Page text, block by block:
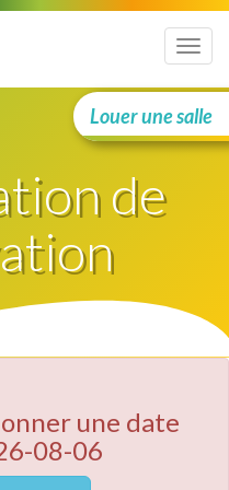
Menu
Louer une salle
de
une date
08-06